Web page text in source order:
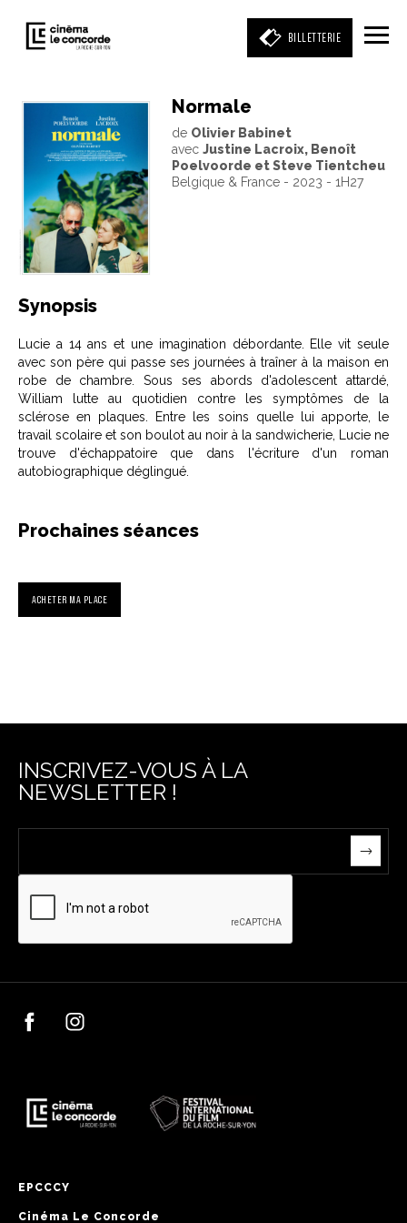
BILLETTERIE
Entrez votre mot clé
(film, réalisateur, acteur, événement)
Normale
de Olivier Babinet
avec Justine Lacroix, Benoît
Poelvoorde et Steve Tientcheu
Belgique & France - 2023 - 1H27
Synopsis
Lucie a 14 ans et une imagination débordante. Elle vit seule
avec son père qui passe ses journées à traîner à la maison en
robe de chambre. Sous ses abords d'adolescent attardé,
William lutte au quotidien contre les symptômes de la
sclérose en plaques. Entre les soins quelle lui apporte, le
travail scolaire et son boulot au noir à la sandwicherie, Lucie ne
trouve d'échappatoire que dans l'écriture d'un roman
autobiographique déglingué.
Prochaines séances
ACHETER MA PLACE
INSCRIVEZ-VOUS À LA
NEWSLETTER !
EPCCCY
Cinéma Le Concorde